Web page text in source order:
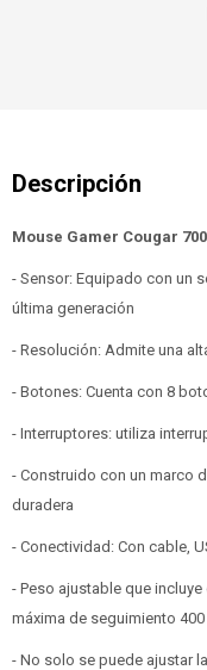
Mouse Gamer Cougar
- Sensor: Equipado con un
última generación
- Resolución: Admite una
- Botones: Cuenta con 8
- Interruptores: utiliza
- Construido con un marco
duradera
- Conectividad: Con cable,
- Peso ajustable que
máxima de seguimiento
- No solo se puede ajustar